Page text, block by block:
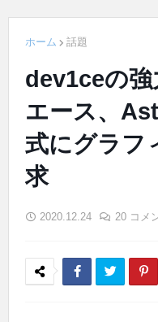
ホーム 話題
dev1ceの強
エース、
式にグラフ
求
2020.12.24 20 コメ